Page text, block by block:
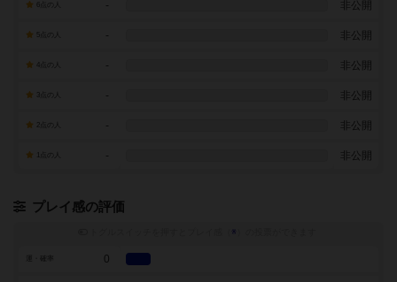
- 非公開
- 非公開
- 非公開
- 非公開
- 非公開
- 非公開
プレイ感の評価
※
0